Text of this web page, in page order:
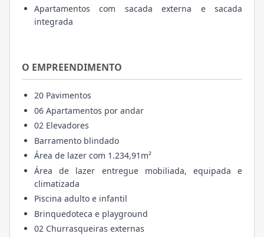
Apartamentos com sacada externa e sacada
integrada
O EMPREENDIMENTO
20 Pavimentos
06 Apartamentos por andar
02 Elevadores
Barramento blindado
Área de lazer com 1.234,91m²
Área de lazer entregue mobiliada, equipada e
climatizada
Piscina adulto e infantil
Brinquedoteca e playground
02 Churrasqueiras externas